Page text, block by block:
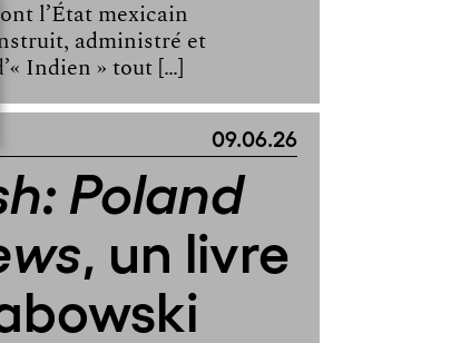
l’État mexicain
administré et
Indien » tout […]
09.06.26
Poland
, un livre